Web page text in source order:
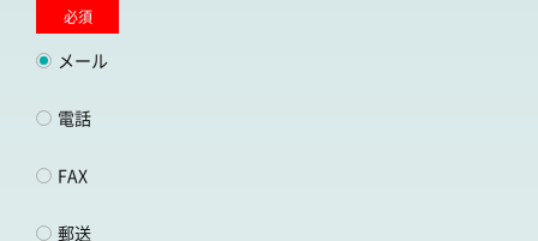
必須
メール
電話
FAX
郵送